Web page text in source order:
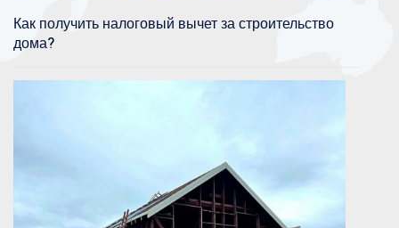
Как получить налоговый вычет за строительство
дома?